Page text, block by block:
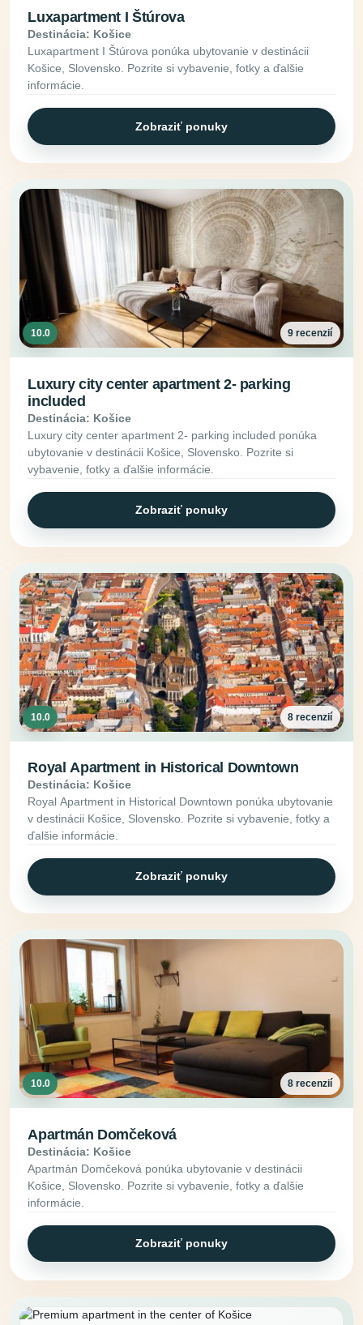
Luxapartment I Štúrova
Destinácia: Košice
Luxapartment I Štúrova ponúka ubytovanie v destinácii
Košice, Slovensko. Pozrite si vybavenie, fotky a ďalšie
informácie.
Zobraziť ponuky
10.0 9 recenzií
Luxury city center apartment 2- parking
included
Destinácia: Košice
Luxury city center apartment 2- parking included ponúka
ubytovanie v destinácii Košice, Slovensko. Pozrite si
vybavenie, fotky a ďalšie informácie.
Zobraziť ponuky
10.0 8 recenzií
Royal Apartment in Historical Downtown
Destinácia: Košice
Royal Apartment in Historical Downtown ponúka ubytovanie
v destinácii Košice, Slovensko. Pozrite si vybavenie, fotky a
ďalšie informácie.
Zobraziť ponuky
10.0 8 recenzií
Apartmán Domčeková
Destinácia: Košice
Apartmán Domčeková ponúka ubytovanie v destinácii
Košice, Slovensko. Pozrite si vybavenie, fotky a ďalšie
informácie.
Zobraziť ponuky